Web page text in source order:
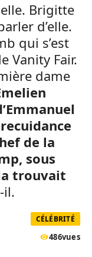
Brigitte
d’elle.
qui s’est
Vanity Fair.
dame
de la
sous
trouvait
il.
CÉLÉBRITÉ
486vues